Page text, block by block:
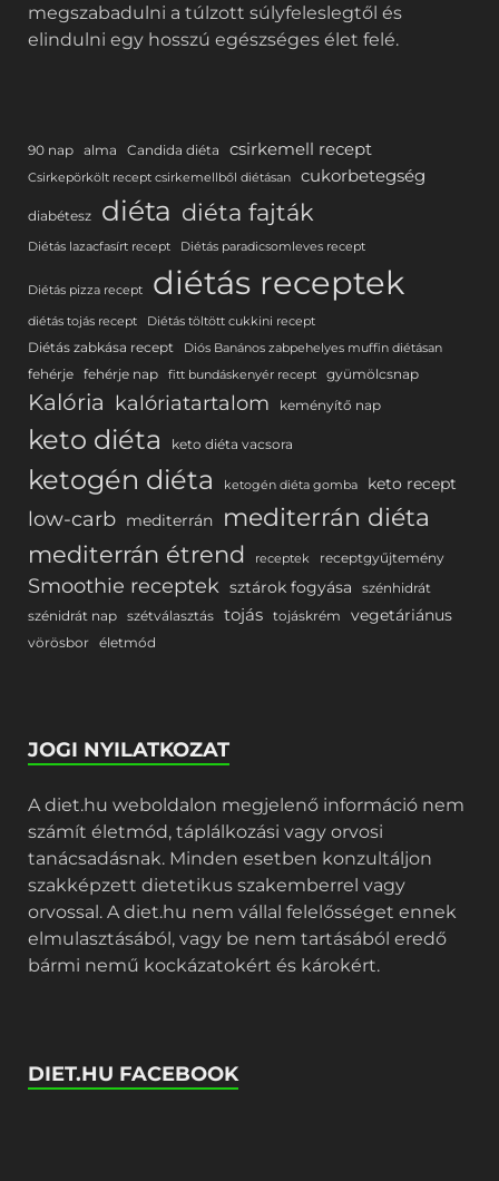
megszabadulni a túlzott súlyfeleslegtől és
elindulni egy hosszú egészséges élet felé.
90 nap alma Candida diéta csirkemell recept
Csirkepörkölt recept csirkemellből diétásan cukorbetegség
diabétesz diéta diéta fajták
Diétás lazacfasírt recept Diétás paradicsomleves recept
Diétás pizza recept diétás receptek
diétás tojás recept Diétás töltött cukkini recept
Diétás zabkása recept Diós Banános zabpehelyes muffin diétásan
fehérje fehérje nap fitt bundáskenyér recept gyümölcsnap
Kalória kalóriatartalom keményítő nap
keto diéta keto diéta vacsora
ketogén diéta ketogén diéta gomba keto recept
low-carb mediterrán mediterrán diéta
mediterrán étrend receptek receptgyűjtemény
Smoothie receptek sztárok fogyása
szénhidrát
szénidrát nap szétválasztás tojás tojáskrém vegetáriánus
vörösbor életmód
JOGI NYILATKOZAT
A diet.hu weboldalon megjelenő információ nem
számít életmód, táplálkozási vagy orvosi
tanácsadásnak. Minden esetben konzultáljon
szakképzett dietetikus szakemberrel vagy
orvossal. A diet.hu nem vállal felelősséget ennek
elmulasztásából, vagy be nem tartásából eredő
bármi nemű kockázatokért és károkért.
DIET.HU FACEBOOK